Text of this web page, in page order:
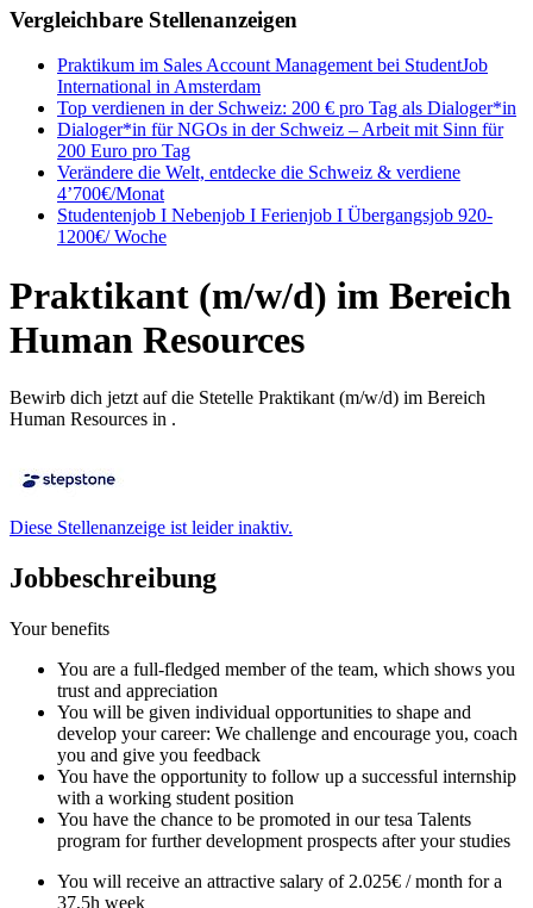
Vergleichbare Stellenanzeigen
Praktikum im Sales Account Management bei StudentJob
International in Amsterdam
Top verdienen in der Schweiz: 200 € pro Tag als Dialoger*in
Dialoger*in für NGOs in der Schweiz – Arbeit mit Sinn für
200 Euro pro Tag
Verändere die Welt, entdecke die Schweiz & verdiene
4’700€/Monat
Studentenjob I Nebenjob I Ferienjob I Übergangsjob 920-
1200€/ Woche
Praktikant (m/w/d) im Bereich
Human Resources
Bewirb dich jetzt auf die Stetelle Praktikant (m/w/d) im Bereich
Human Resources in .
Diese Stellenanzeige ist leider inaktiv.
Jobbeschreibung
Your benefits
You are a full-fledged member of the team, which shows you
trust and appreciation
You will be given individual opportunities to shape and
develop your career: We challenge and encourage you, coach
you and give you feedback
You have the opportunity to follow up a successful internship
with a working student position
You have the chance to be promoted in our tesa Talents
program for further development prospects after your studies
You will receive an attractive salary of 2.025€ / month for a
37,5h week